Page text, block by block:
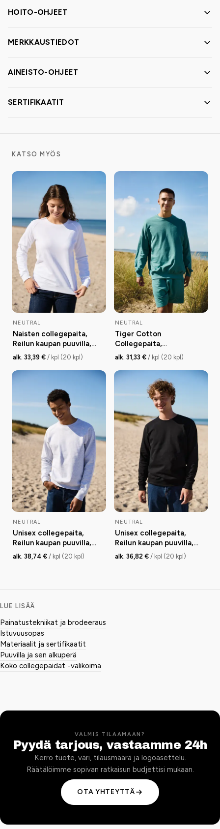
HOITO-OHJEET
MERKKAUSTIEDOT
AINEISTO-OHJEET
SERTIFIKAATIT
KATSO MYÖS
NEUTRAL
Naisten collegepaita,
Reilun kaupan puuvilla,
300g
alk. 33,39 € / kpl (20 kpl)
NEUTRAL
Tiger Cotton
Collegepaita,
luomupuuvilla, 300g
alk. 31,33 € / kpl (20 kpl)
NEUTRAL
Unisex collegepaita,
Reilun kaupan puuvilla,
300g
alk. 38,74 € / kpl (20 kpl)
NEUTRAL
Unisex collegepaita,
Reilun kaupan puuvilla,
300g
alk. 36,82 € / kpl (20 kpl)
LUE LISÄÄ
Painatustekniikat ja brodeeraus
Istuvuusopas
Materiaalit ja sertifikaatit
Puuvilla ja sen alkuperä
Koko collegepaidat -valikoima
VALMIS TILAAMAAN?
Pyydä tarjous, vastaamme 24h
Kerro tuote, väri, tilausmäärä ja logoasettelu.
Räätälöimme sopivan ratkaisun budjettisi mukaan.
OTA YHTEYTTÄ